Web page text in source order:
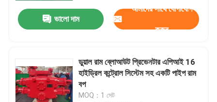
ভালো দাম
আমাদের সাথে যোগাযোগ
করুন
ডুয়াল রাম ব্লোআউট প্রিভেনটার এপিআই 16
হাইড্রিল কন্ট্রোল সিস্টেম সহ একটি পাইপ রাম
বপ
MOQ：1 সেট